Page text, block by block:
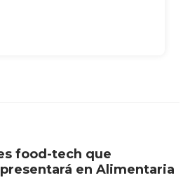
food-tech que
en Alimentaria